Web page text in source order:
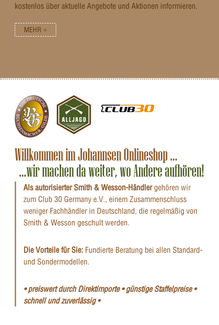
kostenlos über aktuelle Angebote und Aktionen informieren.
MEHR »
Willkommen im Johannsen Onlineshop ...
...wir machen da weiter, wo Andere aufhören!
Als autorisierter Smith & Wesson-Händlergehören wir
zum Club 30 Germany e.V., einem Zusammenschluss
weniger Fachhändler in Deutschland, die regelmäßig von
Smith & Wesson geschult werden.
Die Vorteile für Sie: Fundierte Beratung bei allen Standard-
und Sondermodellen.
• preiswert durch Direktimporte • günstige Staffelpreise •
schnell und zuverlässig •